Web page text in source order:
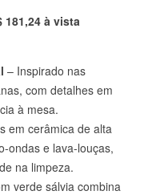
181,24 à vista
– Inspirado nas
com detalhes em
à mesa.
em cerâmica de alta
ondas e lava-louças,
na limpeza.
verde sálvia combina